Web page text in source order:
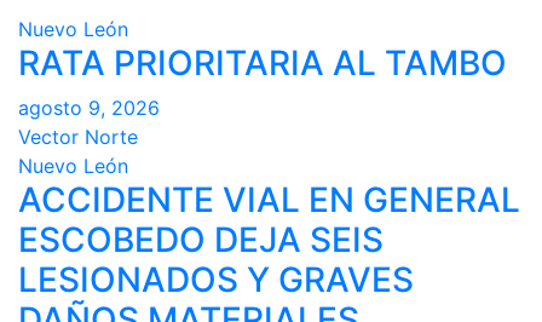
Nuevo León
RATA PRIORITARIA AL TAMBO
agosto 9, 2026
Vector Norte
Nuevo León
ACCIDENTE VIAL EN GENERAL
ESCOBEDO DEJA SEIS
LESIONADOS Y GRAVES